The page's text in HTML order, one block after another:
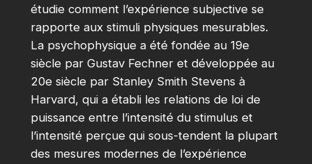
étudie comment l’expérience subjective se
rapporte aux stimuli physiques mesurables.
La psychophysique a été fondée au 19e
siècle par Gustav Fechner et développée au
20e siècle par Stanley Smith Stevens à
Harvard, qui a établi les relations de loi de
puissance entre l’intensité du stimulus et
l’intensité perçue qui sous-tendent la plupart
des mesures modernes de l’expérience